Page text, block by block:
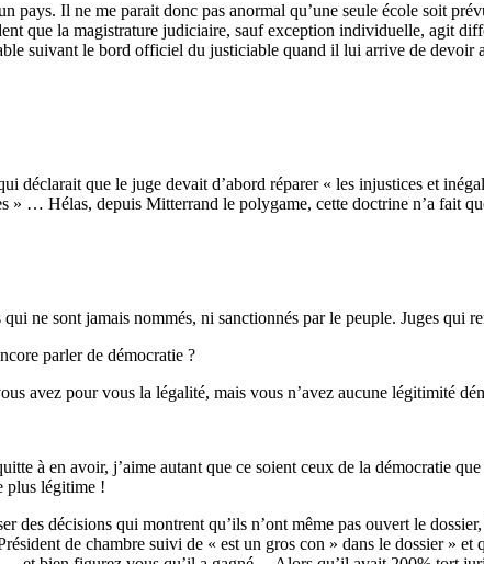
Il ne me parait donc pas anormal qu’une seule école soit
que la magistrature judiciaire, sauf exception individuelle, agit
suivant le bord officiel du justiciable quand il lui arrive de devoir
déclarait que le juge devait d’abord réparer « les injustices et
» … Hélas, depuis Mitterrand le polygame, cette doctrine n’a fait
ne sont jamais nommés, ni sanctionnés par le peuple. Juges
parler de démocratie ?
avez pour vous la légalité, mais vous n’avez aucune légitimité
à en avoir, j’aime autant que ce soient ceux de la démocratie
plus légitime !
décisions qui montrent qu’ils n’ont même pas ouvert le
de chambre suivi de « est un gros con » dans le dossier »